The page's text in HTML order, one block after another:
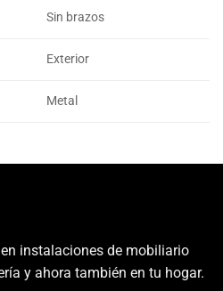
Sin brazos
Exterior
Metal
instalaciones de mobiliario
y ahora también en tu hogar.